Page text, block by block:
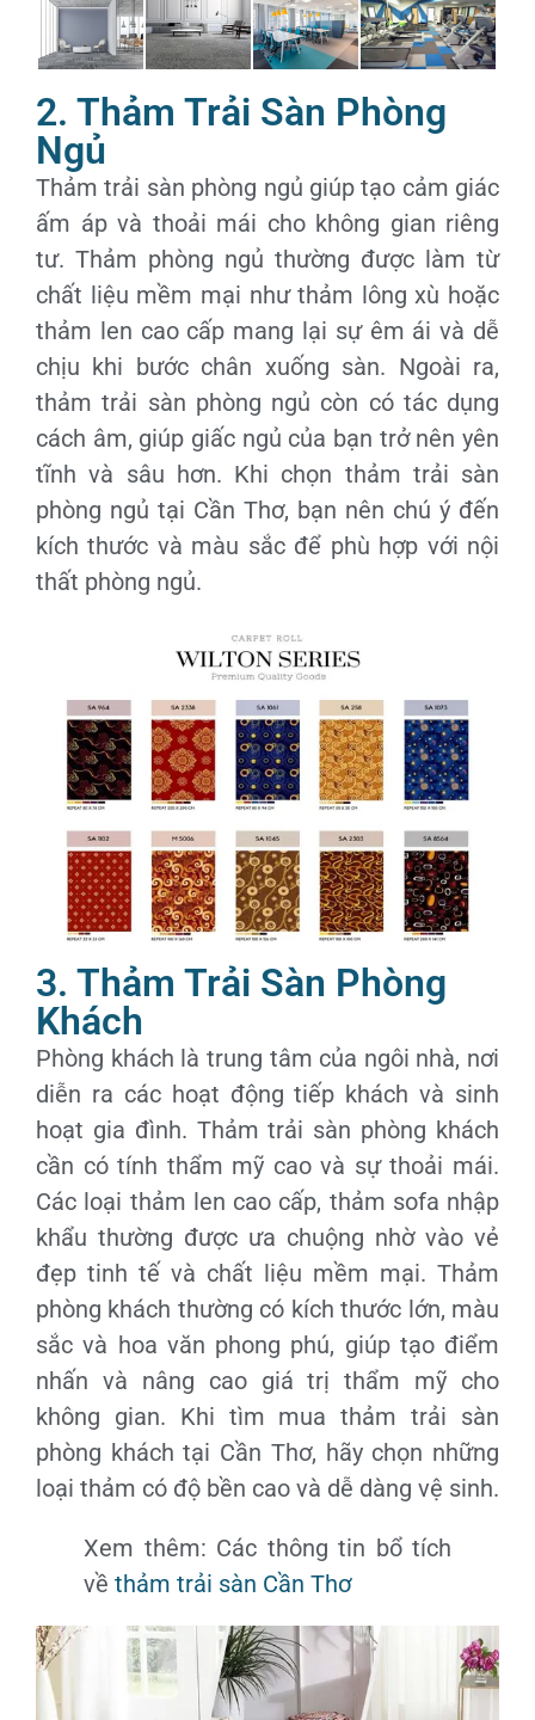
2. Thảm Trải Sàn Phòng
Ngủ
Thảm trải sàn phòng ngủ giúp tạo cảm giác
ấm áp và thoải mái cho không gian riêng
tư. Thảm phòng ngủ thường được làm từ
chất liệu mềm mại như thảm lông xù hoặc
thảm len cao cấp mang lại sự êm ái và dễ
chịu khi bước chân xuống sàn. Ngoài ra,
thảm trải sàn phòng ngủ còn có tác dụng
cách âm, giúp giấc ngủ của bạn trở nên yên
tĩnh và sâu hơn. Khi chọn thảm trải sàn
phòng ngủ tại Cần Thơ, bạn nên chú ý đến
kích thước và màu sắc để phù hợp với nội
thất phòng ngủ.
3. Thảm Trải Sàn Phòng
Khách
Phòng khách là trung tâm của ngôi nhà, nơi
diễn ra các hoạt động tiếp khách và sinh
hoạt gia đình. Thảm trải sàn phòng khách
cần có tính thẩm mỹ cao và sự thoải mái.
Các loại thảm len cao cấp, thảm sofa nhập
khẩu thường được ưa chuộng nhờ vào vẻ
đẹp tinh tế và chất liệu mềm mại. Thảm
phòng khách thường có kích thước lớn, màu
sắc và hoa văn phong phú, giúp tạo điểm
nhấn và nâng cao giá trị thẩm mỹ cho
không gian. Khi tìm mua thảm trải sàn
phòng khách tại Cần Thơ, hãy chọn những
loại thảm có độ bền cao và dễ dàng vệ sinh.
Xem thêm: Các thông tin bổ tích
về thảm trải sàn Cần Thơ